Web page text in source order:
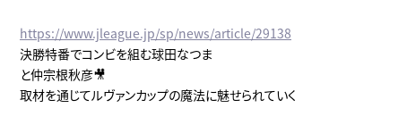
https://www.jleague.jp/sp/news/article/29138
決勝特番でコンビを組む球田なつま
と仲宗根秋彦🎥
取材を通じてルヴァンカップの魔法に魅せられていく